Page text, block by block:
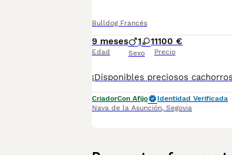
Bulldog Francés
9 meses
Edad
1 1
Sexo
1100 €
Precio
CriadorCon Afijo
Identidad Verificada
Nava de la Asunción, Segovia